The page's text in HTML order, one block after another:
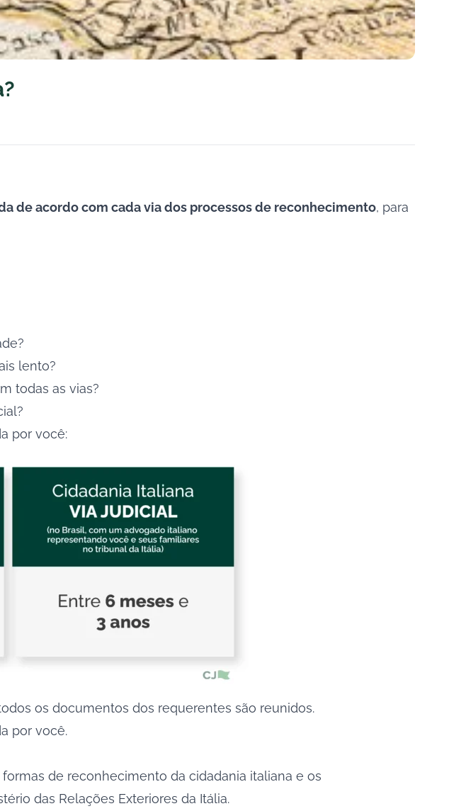
de acordo com cada via dos processos de reconhecimento, para
lento?
todas as vias?
por você:
os documentos dos requerentes são reunidos.
por você.
de reconhecimento da cidadania italiana e os
das Relações Exteriores da Itália.